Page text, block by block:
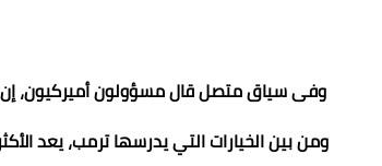
وفى سياق متصل قال مسؤولون أميركيون، إن
ومن بين الخيارات التي يدرسها ترمب، يعد